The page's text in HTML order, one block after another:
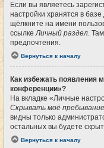
Если вы являетесь
настройки хранятся в
щёлкните на имени
ссылкеЛичный раздел.
предпочтения.
Вернуться к началу
Как избежать появления
конференции»?
На вкладке «Личные
Скрывать моё
видны только
остальных вы будете
Вернуться к началу